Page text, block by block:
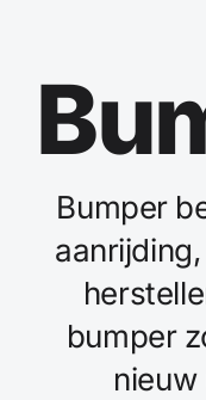
Spotrepair
Schadeherstel
Zo herstellen wij
Bumper
bumper
nieuw